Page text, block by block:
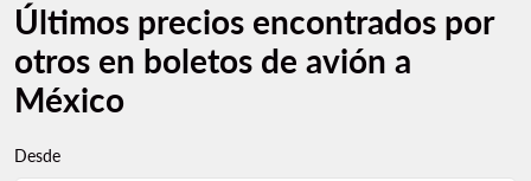
Últimos precios encontrados por
otros en boletos de avión a
México
Desde